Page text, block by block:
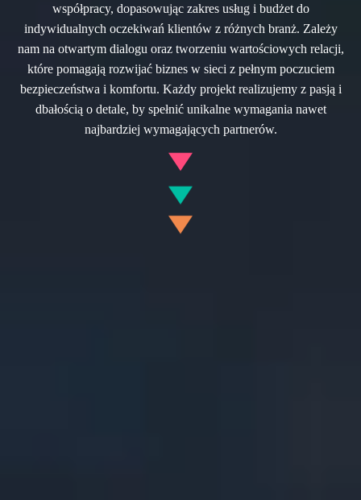
współpracy, dopasowując zakres usług i budżet do
indywidualnych oczekiwań klientów z różnych branż. Zależy
nam na otwartym dialogu oraz tworzeniu wartościowych relacji,
które pomagają rozwijać biznes w sieci z pełnym poczuciem
bezpieczeństwa i komfortu. Każdy projekt realizujemy z pasją i
dbałością o detale, by spełnić unikalne wymagania nawet
najbardziej wymagających partnerów.